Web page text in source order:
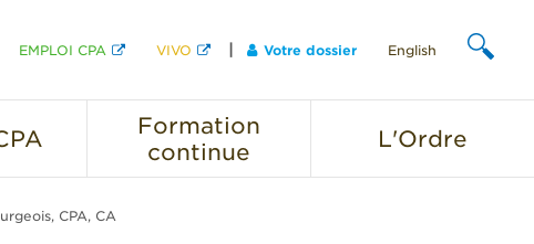
EMPLOI CPA VIVO Votre dossier English
Formation
continue
L'Ordre
CPA, CA